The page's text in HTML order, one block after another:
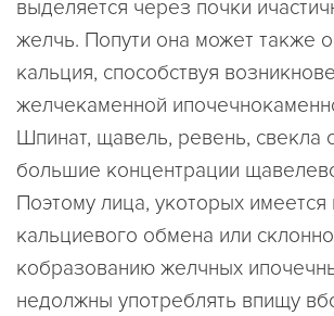
выделяется через почки
желчь. Попути она может также
кальция, способствуя
желчекаменной
Шпинат, щавель, ревень, свекла
большие концентрации
Поэтому лица, укоторых
кальциевого обмена или
кобразованию желчных
недолжны употреблять впищу